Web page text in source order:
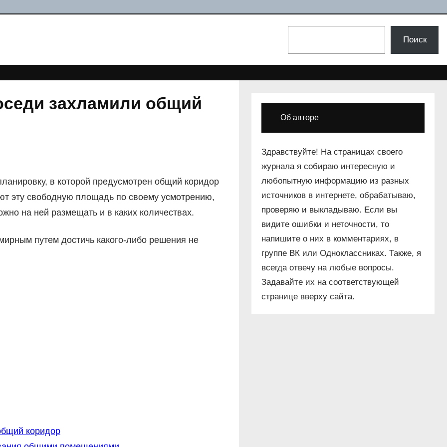
Поиск
захламили общий
в которой предусмотрен общий коридор
эту свободную площадь по своему усмотрению,
на ней размещать и в каких количествах.
путем достичь какого-либо решения не
коридор
Об авторе
Здравствуйте! На страницах своего
журнала я собираю интересную и
любопытную информацию из разных
источников в интернете, обрабатываю,
проверяю и выкладываю. Если вы
видите ошибки и неточности, то
напишите о них в комментариях, в
группе ВК или Одноклассниках. Также, я
всегда отвечу на любые вопросы.
Задавайте их на соответствующей
странице вверху сайта.